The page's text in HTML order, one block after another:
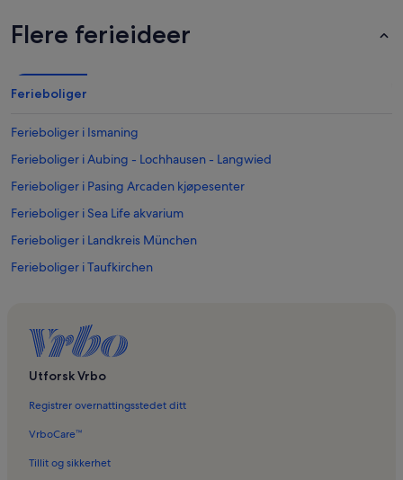
Flere ferieideer
Ferieboliger
Ferieboliger i Ismaning
Ferieboliger i Aubing - Lochhausen - Langwied
Ferieboliger i Pasing Arcaden kjøpesenter
Ferieboliger i Sea Life akvarium
Ferieboliger i Landkreis München
Ferieboliger i Taufkirchen
Ferieboliger i Augustiner-bryggeriet
Ferieboliger i Riem Arcaden kjøpesenter
Ferieboliger i Marienplatz
Ferieboliger i Vaterstetten
Ferieboliger i Øvre Bayern
Ferieboliger i Berg am Laim
Utforsk Vrbo
Registrer overnattingsstedet ditt
VrboCare™
Tillit og sikkerhet